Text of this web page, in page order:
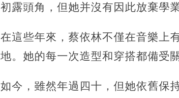
初露頭角，但她并沒有因此放棄學
在這些年來，蔡依林不僅在音樂上
地。她的每一次造型和穿搭都備受
如今，雖然年過四十，但她依舊保